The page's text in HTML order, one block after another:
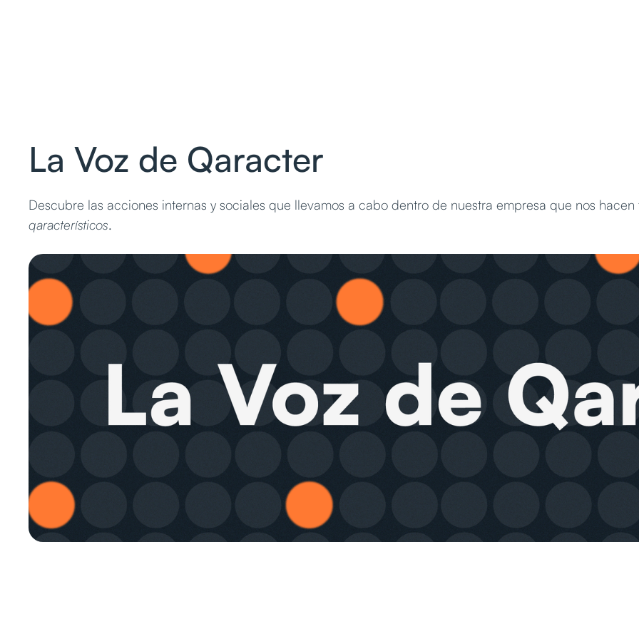
La Voz de Qaracter
Descubre las acciones internas y sociales que llevamos a cabo dentro de nuestra empresa que nos hacen
qaracterísticos.